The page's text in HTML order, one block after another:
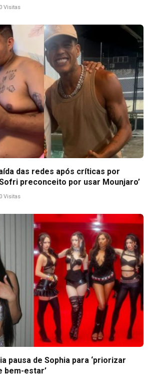
0 Visitas
das redes após críticas por
preconceito por usar Mounjaro’
0 Visitas
pausa de Sophia para ‘priorizar
bem-estar’